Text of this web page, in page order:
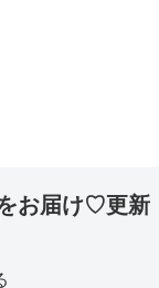
お届け♡更新